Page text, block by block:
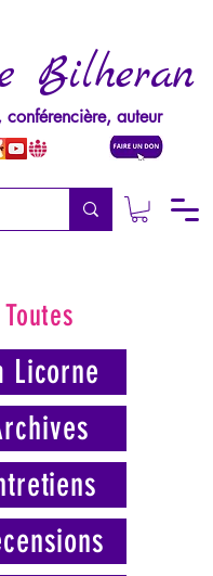
Bilheran
conférencière, auteur
Toutes
Licorne